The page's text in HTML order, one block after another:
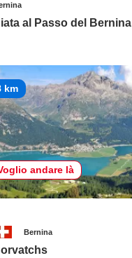
al Passo del Bernina
km
andare là
Bernina